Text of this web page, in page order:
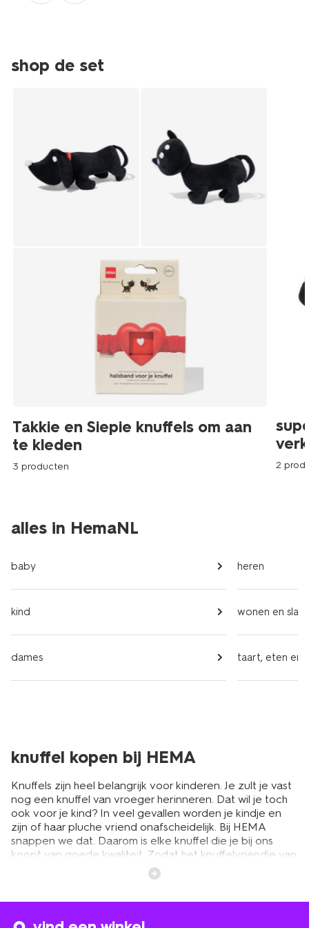
shop de set
Takkie en Siepie knuffels om aan
te kleden
3 producten 2
alles in HemaNL
baby
kind
dames
heren
wonen en
taart, eten en
knuffel kopen bij HEMA
Knuffels zijn heel belangrijk voor kinderen. Je zult je vast
nog een knuffel van vroeger herinneren. Dat wil je toch
ook voor je kind? In veel gevallen worden je kindje en
zijn of haar pluche vriend onafscheidelijk. Bij HEMA
snappen we dat. Daarom is elke knuffel die je bij ons
koopt van goede kwaliteit. Zodat het knuffelvriendje van
je zoon of dochter jarenlang mee gaat. Tip: koop
meteen een tweede knuffel op reserve. Handig voor als
of kwijt raakt.